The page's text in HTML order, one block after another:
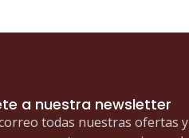
a nuestra newsletter
todas nuestras ofertas y